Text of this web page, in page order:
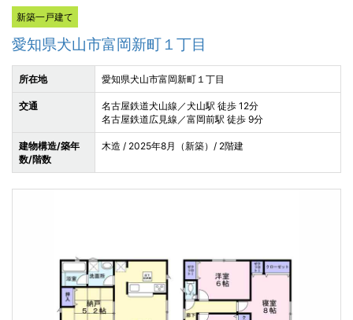
新築一戸建て
愛知県犬山市富岡新町１丁目
所在地 愛知県犬山市富岡新町１丁目
交通
名古屋鉄道犬山線／犬山駅 徒歩 12分
名古屋鉄道広見線／富岡前駅 徒歩 9分
建物構造/築年
数/階数
木造 / 2025年8月（新築）/ 2階建